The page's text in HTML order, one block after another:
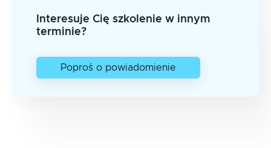
Interesuje Cię szkolenie w innym
terminie?
Poproś o powiadomienie